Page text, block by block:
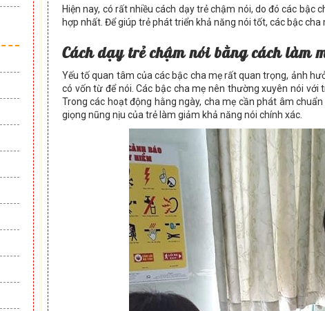
Hiện nay, có rất nhiều cách dạy trẻ chậm nói, do đó các
hợp nhất. Để giúp trẻ phát triển khả năng nói tốt, các bậc
Cách dạy trẻ chậm nói bằng cách làm
Yếu tố quan tâm của các bậc cha mẹ rất quan trọng, ảnh
có vốn từ để nói. Các bậc cha mẹ nên thường xuyên nói
Trong các hoạt động hằng ngày, cha mẹ cần phát âm
giọng nũng nịu của trẻ làm giảm khả năng nói chính xác.